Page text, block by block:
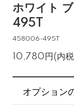
ホワイト
495T
458006-495T
10,780円(内
オプション